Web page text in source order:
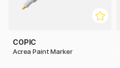
COPIC
Acrea Paint Marker